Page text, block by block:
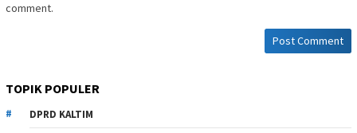
comment.
TOPIK POPULER
DPRD KALTIM